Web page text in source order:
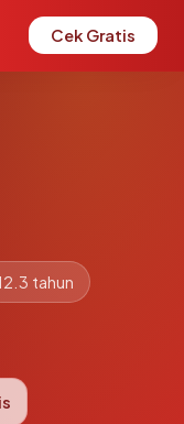
Cek Gratis
tahun